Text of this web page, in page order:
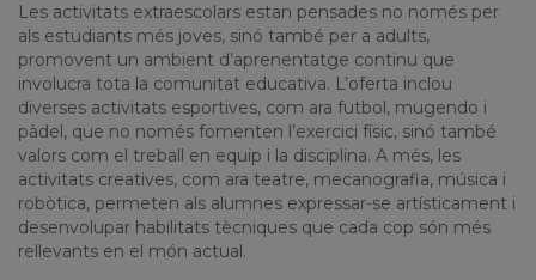
Les activitats extraescolars estan pensades no només per
als estudiants més joves, sinó també per a adults,
promovent un ambient d’aprenentatge continu que
involucra tota la comunitat educativa. L’oferta inclou
diverses activitats esportives, com ara futbol, mugendo i
pàdel, que no només fomenten l’exercici físic, sinó també
valors com el treball en equip i la disciplina. A més, les
activitats creatives, com ara teatre, mecanografia, música i
robòtica, permeten als alumnes expressar-se artísticament i
desenvolupar habilitats tècniques que cada cop són més
rellevants en el món actual.